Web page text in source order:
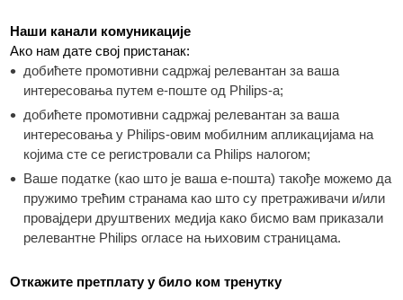
Наши канали комуникације
Ако нам дате свој пристанак:
добићете промотивни садржај релевантан за ваша
интересовања путем е-поште од Philips-а;
добићете промотивни садржај релевантан за ваша
интересовања у Philips-овим мобилним апликацијама на
којима сте се регистровали са Philips налогом;
Ваше податке (као што је ваша е-пошта) такође можемо да
пружимо трећим странама као што су претраживачи и/или
провајдери друштвених медија како бисмо вам приказали
релевантне Philips огласе на њиховим страницама.
Откажите претплату у било ком тренутку